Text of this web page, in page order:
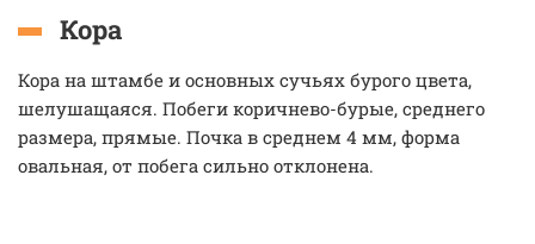
Кора
Кора на штамбе и основных сучьях бурого цвета,
шелушащаяся. Побеги коричнево-бурые, среднего
размера, прямые. Почка в среднем 4 мм, форма
овальная, от побега сильно отклонена.